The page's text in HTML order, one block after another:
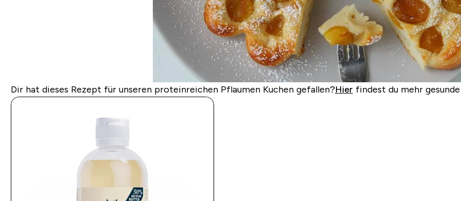
Dir hat dieses Rezept für unseren proteinreichen Pflaumen Kuchen gefallen?Hier findest du mehr